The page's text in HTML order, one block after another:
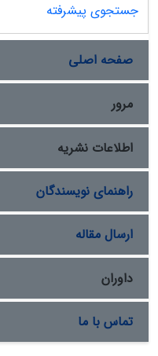
جستجوی پیشرفته
صفحه اصلی
مرور
اطلاعات نشریه
راهنمای نویسندگان
ارسال مقاله
داوران
تماس با ما